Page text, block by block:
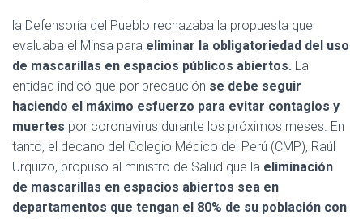
la Defensoría del Pueblo rechazaba la propuesta que
evaluaba el Minsa para eliminar la obligatoriedad del uso
de mascarillas en espacios públicos abiertos. La
entidad indicó que por precaución se debe seguir
haciendo el máximo esfuerzo para evitar contagios y
muertes por coronavirus durante los próximos meses. En
tanto, el decano del Colegio Médico del Perú (CMP), Raúl
Urquizo, propuso al ministro de Salud que la eliminación
de mascarillas en espacios abiertos sea en
departamentos que tengan el 80% de su población con